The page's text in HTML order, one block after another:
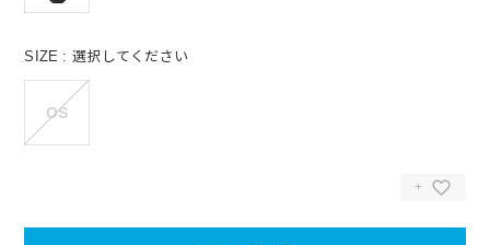
SIZE 選択してください
OS